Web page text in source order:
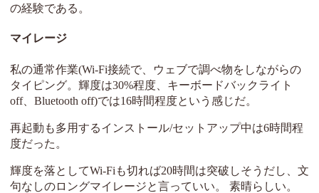
の経験である。
マイレージ
私の通常作業(Wi-Fi接続で、ウェブで調べ物をしながらの
タイピング。輝度は30%程度、キーボードバックライト
off、Bluetooth off)では16時間程度という感じだ。
再起動も多用するインストール/セットアップ中は6時間程
度だった。
輝度を落としてWi-Fiも切れば20時間は突破しそうだし、文
句なしのロングマイレージと言っていい。 素晴らしい。